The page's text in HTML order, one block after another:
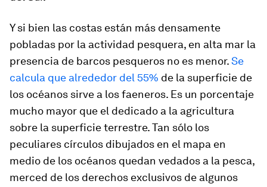
Y si bien las costas están más densamente
pobladas por la actividad pesquera, en alta mar la
presencia de barcos pesqueros no es menor.Se
calcula que alrededor del 55% de la superficie de
los océanos sirve a los faeneros. Es un porcentaje
mucho mayor que el dedicado a la agricultura
sobre la superficie terrestre. Tan sólo los
peculiares círculos dibujados en el mapa en
medio de los océanos quedan vedados a la pesca,
merced de los derechos exclusivos de algunos